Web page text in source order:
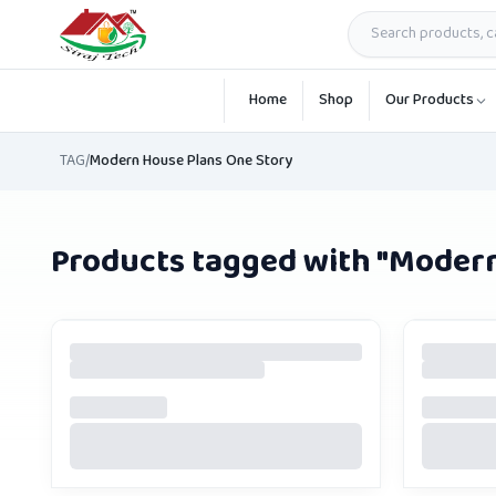
Skip to main content
Home Shop Our Products
TAG/Modern House Plans One Story
Products tagged with "